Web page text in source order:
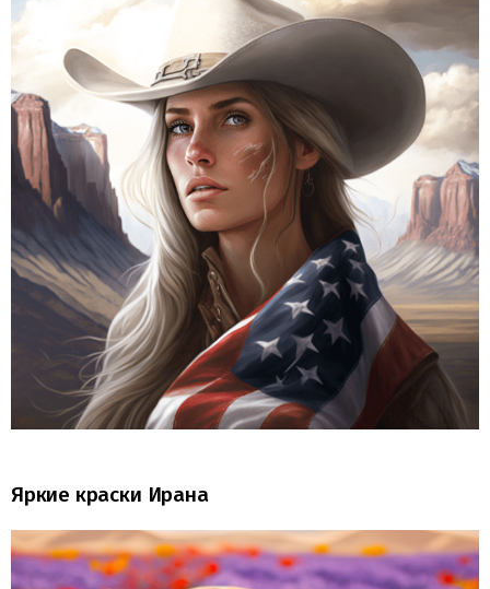
Яркие краски Ирана